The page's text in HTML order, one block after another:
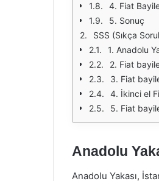
4. Fiat
5. Sonuç
SSS (Sıkça
1. Anadolu
2. Fiat
3. Fiat
4. İkinci el
5. Fiat
Anadolu
Anadolu Yakası,